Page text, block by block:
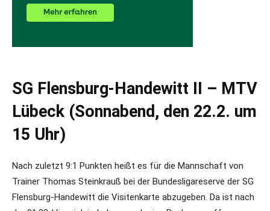
SG Flensburg-Handewitt II – MTV
Lübeck (Sonnabend, den 22.2. um
15 Uhr)
Nach zuletzt 9:1 Punkten heißt es für die Mannschaft von
Trainer Thomas Steinkrauß bei der Bundesligareserve der SG
Flensburg-Handewitt die Visitenkarte abzugeben. Da ist nach